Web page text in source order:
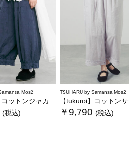
Mos2
ド製品染め裾フリルパンツ《WEB限定》
(税込)
TSUHARU by Samansa Mos2
【tukuroi】コットンサテンバテンレー
￥9,790 (税込)